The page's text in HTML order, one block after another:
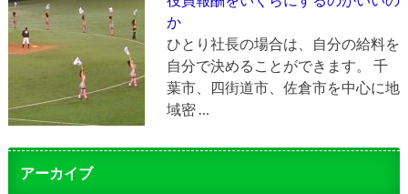
か
ひとり社長の場合は、自分の給料を
自分で決めることができます。 千
葉市、四街道市、佐倉市を中心に地
域密 …
アーカイブ